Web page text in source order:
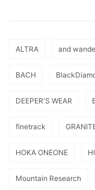
ALTRA and
BACH
DEEPER'S WEAR
finetrack
HOKA ONEONE
Mountain Research